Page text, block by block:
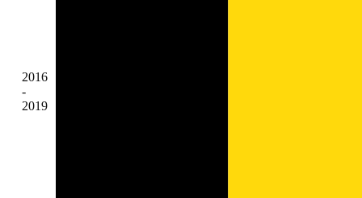
2016
-
2019